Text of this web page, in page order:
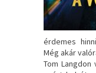
érdemes
Még akár
Tom